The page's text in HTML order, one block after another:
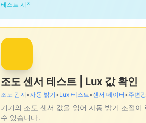
테스트 시작
조도 센서 테스트 | Lux 값 확인
조도 감지•자동 밝기 •Lux 테스트•센서 데이터•주변광
기기의 조도 센서 값을 읽어 자동 밝기 조절
수 있습니다.